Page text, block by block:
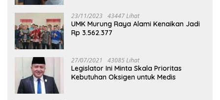
23/11/2023 43447 Lihat
UMK Murung Raya Alami Kenaikan Jadi
Rp 3.562.377
27/07/2021 43085 Lihat
Legislator Ini Minta Skala Prioritas
Kebutuhan Oksigen untuk Medis